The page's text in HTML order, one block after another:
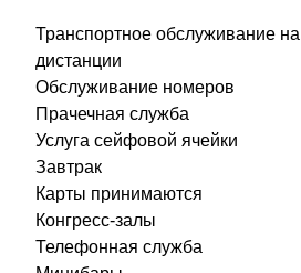
Транспортное обслуживание на
дистанции
Обслуживание номеров
Прачечная служба
Услуга сейфовой ячейки
Завтрак
Карты принимаются
Конгресс-залы
Телефонная служба